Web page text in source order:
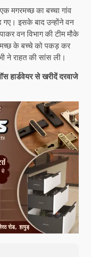
मगरमच्छ का बच्चा गांव
गए। इसके बाद उन्होंने वन
वन विभाग की टीम मौके
के बच्चे को पकड़ कर
ने राहत की सांस ली।
हार्डवेयर से खरीदें दरवाजे